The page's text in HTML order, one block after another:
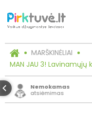
MARŠKINĖLIAI
MAN JAU 3! Lavinamųjų
Nemokamas
atsiėmimas